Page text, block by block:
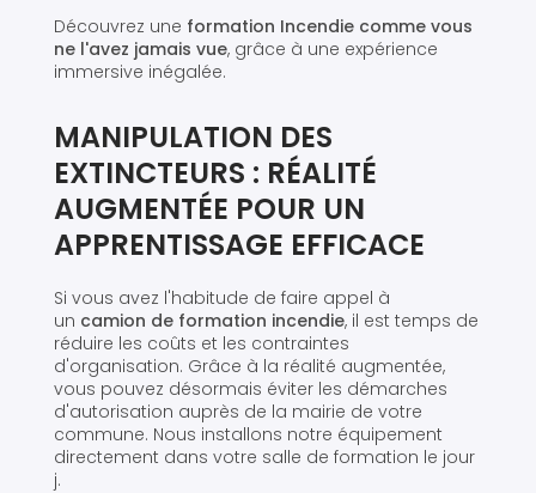
Découvrez une formation Incendie comme vous
ne l'avez jamais vue, grâce à une expérience
immersive inégalée.
MANIPULATION DES
EXTINCTEURS : RÉALITÉ
AUGMENTÉE POUR UN
APPRENTISSAGE EFFICACE
Si vous avez l'habitude de faire appel à
un camion de formation incendie, il est temps de
réduire les coûts et les contraintes
d'organisation. Grâce à la réalité augmentée,
vous pouvez désormais éviter les démarches
d'autorisation auprès de la mairie de votre
commune. Nous installons notre équipement
directement dans votre salle de formation le jour
j.